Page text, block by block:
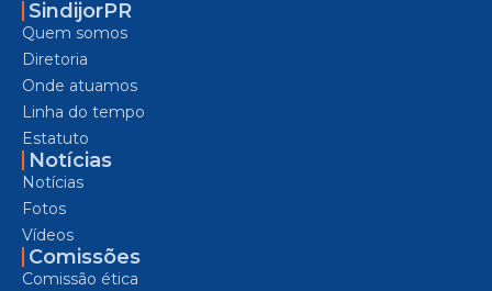
SindijorPR
Quem somos
Diretoria
Onde atuamos
Linha do tempo
Estatuto
Notícias
Notícias
Fotos
Vídeos
Comissões
Comissão ética